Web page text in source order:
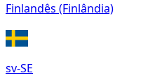
Finlandês (Finlândia)
sv-SE